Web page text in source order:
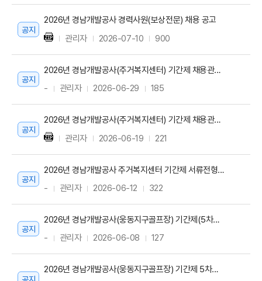
공지
2026년 경남개발공사 경력사원(보상전문) 채용 공고
관리자
2026-07-10 900
공지
2026년 경남개발공사(주거복지센터) 기간제 채용관련 최종합격자 공고
-
관리자 2026-06-29 185
공지
2026년 경남개발공사(주거복지센터) 기간제 채용관련 면접전형 합격자 공고
관리자
2026-06-19 221
공지
2026년 경남개발공사 주거복지센터 기간제 서류전형 합격자 및 면접전형 공고
-
관리자 2026-06-12 322
공지
2026년 경남개발공사(웅동지구골프장) 기간제(5차공고) 관련 최종합격자 공고
-
관리자 2026-06-08 127
공지
2026년 경남개발공사(웅동지구골프장) 기간제 5차공고 관련 면접전형 합격자 공고